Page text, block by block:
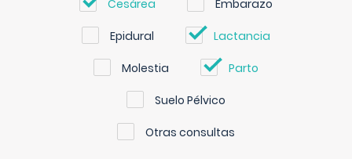
Cesárea Embarazo
Epidural Lactancia
Molestia Parto
Suelo Pélvico
Otras consultas